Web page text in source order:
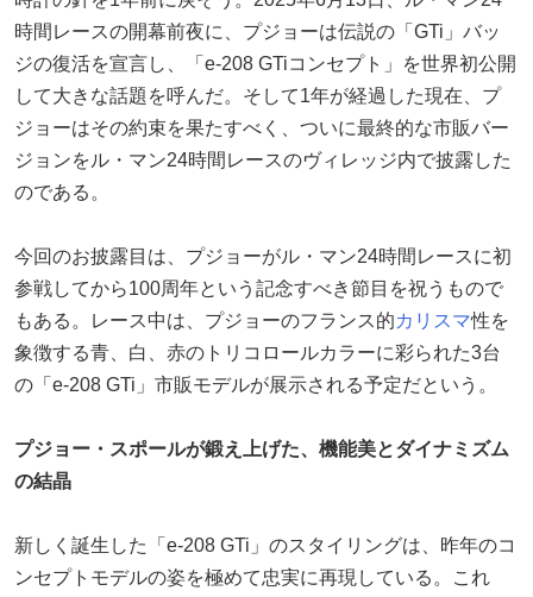
時間レースの開幕前夜に、プジョーは伝説の「GTi」バッ
ジの復活を宣言し、「e-208 GTiコンセプト」を世界初公開
して大きな話題を呼んだ。そして1年が経過した現在、プ
ジョーはその約束を果たすべく、ついに最終的な市販バー
ジョンをル・マン24時間レースのヴィレッジ内で披露した
のである。
今回のお披露目は、プジョーがル・マン24時間レースに初
参戦してから100周年という記念すべき節目を祝うもので
もある。レース中は、プジョーのフランス的カリスマ性を
象徴する青、白、赤のトリコロールカラーに彩られた3台
の「e-208 GTi」市販モデルが展示される予定だという。
プジョー・スポールが鍛え上げた、機能美とダイナミズム
の結晶
新しく誕生した「e-208 GTi」のスタイリングは、昨年のコ
ンセプトモデルの姿を極めて忠実に再現している。これ